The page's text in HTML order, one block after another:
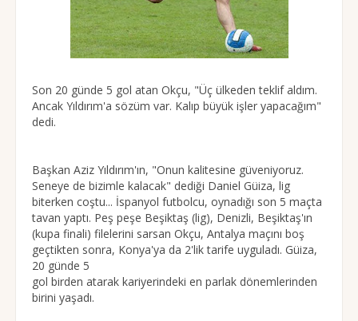
Son 20 günde 5 gol atan Okçu, "Üç ülkeden teklif aldım.
Ancak Yıldırım'a sözüm var. Kalıp büyük işler yapacağım"
dedi.
Başkan Aziz Yıldırım'ın, "Onun kalitesine güveniyoruz.
Seneye de bizimle kalacak" dediği Daniel Güiza, lig
biterken coştu... İspanyol futbolcu, oynadığı son 5 maçta
tavan yaptı. Peş peşe Beşiktaş (lig), Denizli, Beşiktaş'ın
(kupa finali) filelerini sarsan Okçu, Antalya maçını boş
geçtikten sonra, Konya'ya da 2'lik tarife uyguladı. Güiza,
20 günde 5
gol birden atarak kariyerindeki en parlak dönemlerinden
birini yaşadı.